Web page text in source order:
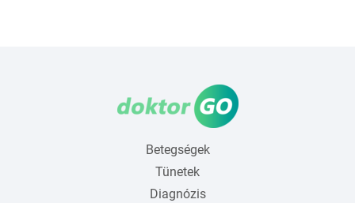
Betegségek
Tünetek
Diagnózis